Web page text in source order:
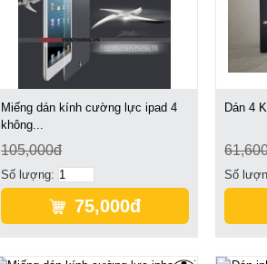
Miếng dán kính cường lực ipad 4
không...
105,000đ
Số lượng:
75,000đ
Dán 4
Số